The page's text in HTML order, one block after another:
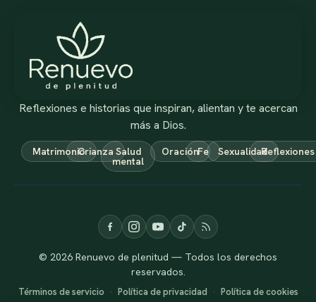
Reflexiones e historias que inspiran, alientan y te acercan
más a Dios.
MatrimonioCrianza Salud
mental
OraciónFe SexualidadReflexiones
© 2026 Renuevo de plenitud — Todos los derechos
reservados.
Términos de servicio · Política de privacidad · Política de cookies